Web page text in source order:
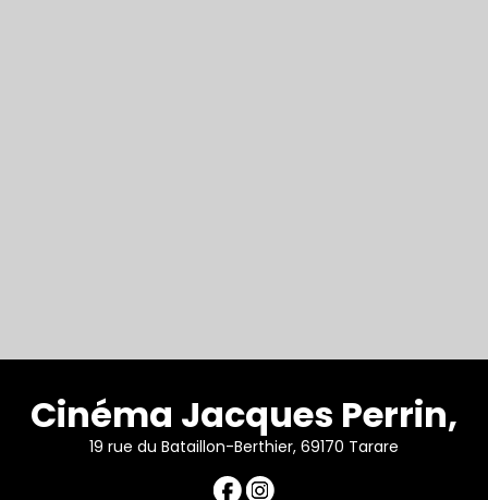
Cinéma Jacques Perrin,
19 rue du Bataillon-Berthier, 69170 Tarare